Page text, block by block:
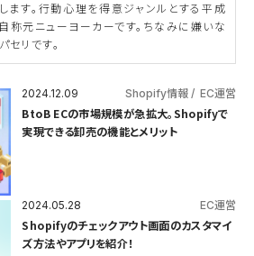
ます。行動心理を得意ジャンルとする平成
称元ニューヨーカーです。ちなみに嫌いな
セリです。
2024.12.09 Shopify情報 EC運営
BtoB ECの市場規模が急拡大。Shopifyで
実現できる卸売の機能とメリット
2024.05.28 EC運営
Shopifyのチェックアウト画面のカスタマイ
ズ方法やアプリを紹介！